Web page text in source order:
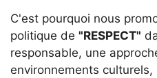
C'est pourquoi nous
politique de "RESPECT"
responsable, une
environnements